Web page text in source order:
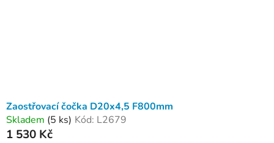
Zaostřovací čočka D20x4,5 F800mm
Skladem (5 ks) Kód: L2679
1 530 Kč